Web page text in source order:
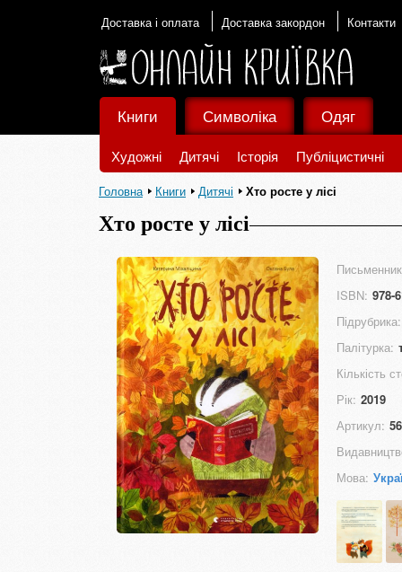
Доставка і оплата Доставка закордон Контакти
Книги
Художні Дитячі Історія Публіцистичні
Символіка Одяг
Головна Книги Дитячі Хто росте у лісі
Хто росте у лісі
ISBN: 978-
Підрубрика:
Палітурка:
Кількість
Рік: 2019
Артикул:
Мова: